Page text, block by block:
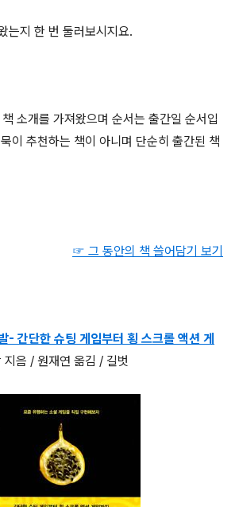
는지 한 번 둘러보시지요.
소개를 가져왔으며 순서는 출간일 순서입
이 추천하는 책이 아니며 단순히 출간된 책
☞ 그 동안의 책 쓸어담기 보기
- 간단한 슈팅 게임부터 횡 스크롤 액션 게
지음 / 원재연 옮김 / 길벗